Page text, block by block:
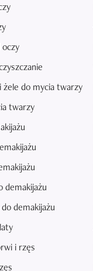
oczy
żele do mycia twarzy
twarzy
demakijażu
demakijażu
i rzęs